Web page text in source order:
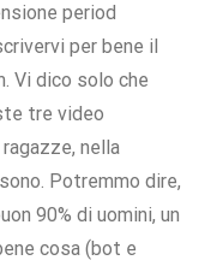
period
per bene il
Vi dico solo che
tre video
nella
Potremmo dire,
90% di uomini, un
cosa (bot e